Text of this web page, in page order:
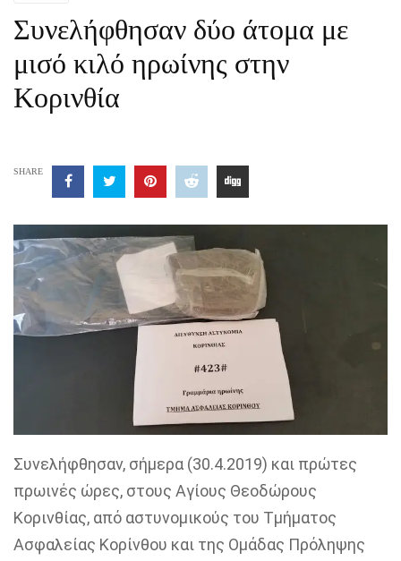
Συνελήφθησαν δύο άτομα με
μισό κιλό ηρωίνης στην
Κορινθία
SHARE
Συνελήφθησαν, σήμερα (30.4.2019) και πρώτες
πρωινές ώρες, στους Αγίους Θεοδώρους
Κορινθίας, από αστυνομικούς του Τμήματος
Ασφαλείας Κορίνθου και της Ομάδας Πρόληψης